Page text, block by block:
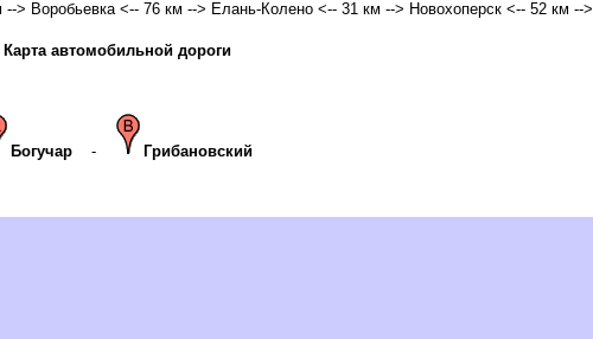
> Воробьевка <-- 76 км --> Елань-Колено <-- 31 км --> Новохоперск <-- 52 км -->
Карта автомобильной дороги
Богучар - Грибановский